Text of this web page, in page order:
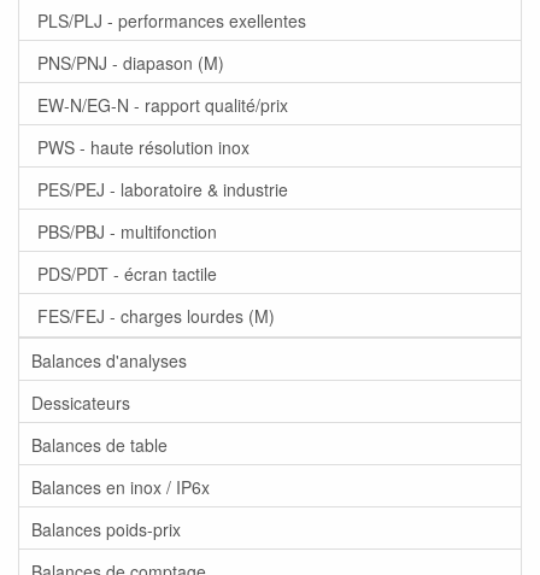
PLS/PLJ - performances exellentes
PNS/PNJ - diapason (M)
EW-N/EG-N - rapport qualité/prix
PWS - haute résolution inox
PES/PEJ - laboratoire & industrie
PBS/PBJ - multifonction
PDS/PDT - écran tactile
FES/FEJ - charges lourdes (M)
Balances d'analyses
Dessicateurs
Balances de table
Balances en inox / IP6x
Balances poids-prix